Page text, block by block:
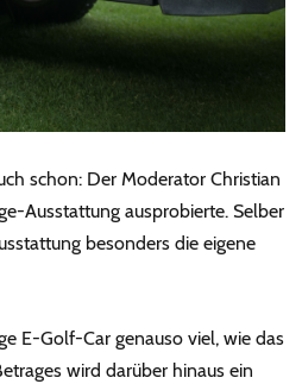
schon: Der Moderator Christian
Ausstattung ausprobierte. Selber
besonders die eigene
E-Golf-Car genauso viel, wie das
wird darüber hinaus ein